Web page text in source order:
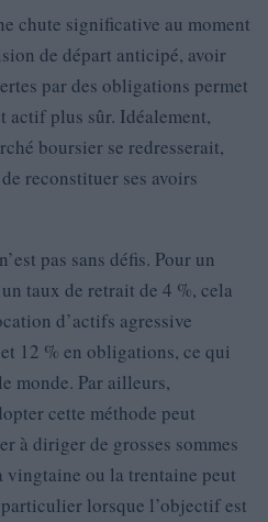
chute significative au moment
de départ anticipé, avoir
par des obligations permet
actif plus sûr. Idéalement,
boursier se redresserait,
reconstituer ses avoirs
pas sans défis. Pour un
taux de retrait de 4 %, cela
d’actifs agressive
12 % en obligations, ce qui
monde. Par ailleurs,
cette méthode peut
à diriger de grosses sommes
vingtaine ou la trentaine peut
lorsque l’objectif est